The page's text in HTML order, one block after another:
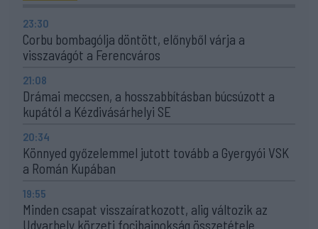
23:30
Corbu bombagólja döntött, előnyből várja a
visszavágót a Ferencváros
21:08
Drámai meccsen, a hosszabbításban búcsúzott a
kupától a Kézdivásárhelyi SE
20:34
Könnyed győzelemmel jutott tovább a Gyergyói VSK
a Román Kupában
19:55
Minden csapat visszaíratkozott, alig változik az
Udvarhely körzeti focibajnokság összetétele